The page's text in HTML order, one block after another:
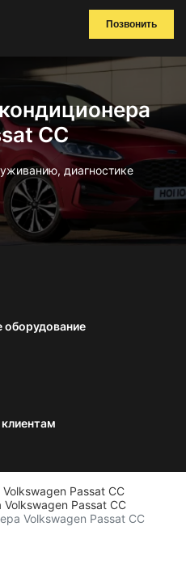
Позвонить
CC
диагностике
оборудование
клиентам
Passat CC
Passat CC
Volkswagen Passat CC